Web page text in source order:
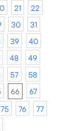
21
22
30
31
39
40
48
49
57
58
66
67
75 76
77